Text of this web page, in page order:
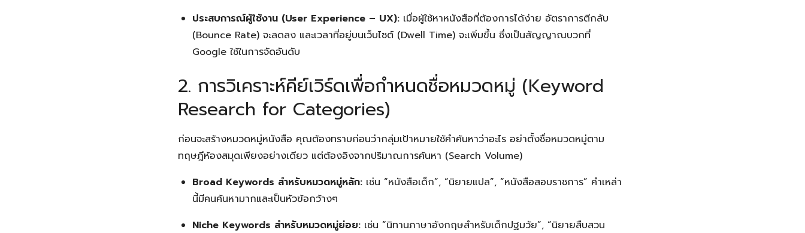
ประสบการณ์ผู้ใช้งาน (User Experience – UX): เมื่อผู้ใช้หาหนังสือที่ต้องการได้ง่าย อัตราการตีกลับ
(Bounce Rate) จะลดลง และเวลาที่อยู่บนเว็บไซต์ (Dwell Time) จะเพิ่มขึ้น ซึ่งเป็นสัญญาณบวกที่
Google ใช้ในการจัดอันดับ
2. การวิเคราะห์คีย์เวิร์ดเพื่อกำหนดชื่อหมวดหมู่ (Keyword
Research for Categories)
ก่อนจะสร้างหมวดหมู่หนังสือ คุณต้องทราบก่อนว่ากลุ่มเป้าหมายใช้คำค้นหาว่าอะไร อย่าตั้งชื่อหมวดหมู่ตาม
ทฤษฎีห้องสมุดเพียงอย่างเดียว แต่ต้องอิงจากปริมาณการค้นหา (Search Volume)
Broad Keywords สำหรับหมวดหมู่หลัก: เช่น “หนังสือเด็ก”, “นิยายแปล”, “หนังสือสอบราชการ” คำเหล่า
นี้มีคนค้นหามากและเป็นหัวข้อกว้างๆ
Niche Keywords สำหรับหมวดหมู่ย่อย: เช่น “นิทานภาษาอังกฤษสำหรับเด็กปฐมวัย”, “นิยายสืบสวน